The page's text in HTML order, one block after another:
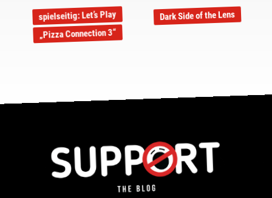
spielseitig: Let’s Play
„Pizza Connection 3“
Dark Side of the Lens